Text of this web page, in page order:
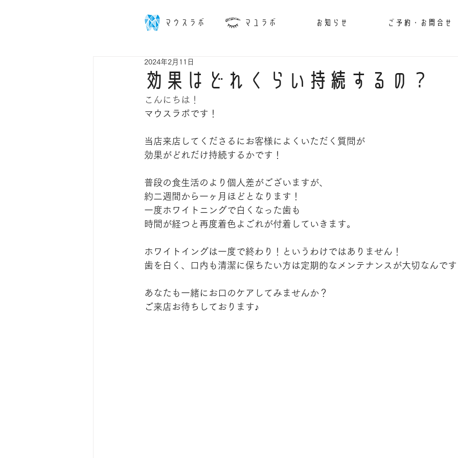
マウスラボ マユラボ お知らせ ご予約・お問合せ
効果はどれくらい持続するの？
2024年2月11日
こんにちは！
マウスラボです！
当店来店してくださるにお客様によくいただく質問が
効果がどれだけ持続するかです！
普段の食生活のより個人差がございますが、
約二週間から一ヶ月ほどとなります！
一度ホワイトニングで白くなった歯も
時間が経つと再度着色よごれが付着していきます。
ホワイトイングは一度で終わり！というわけではありません！
歯を白く、口内も清潔に保ちたい方は定期的なメンテナンスが大切なんで
あなたも一緒にお口のケアしてみませんか？
ご来店お待ちしております♪